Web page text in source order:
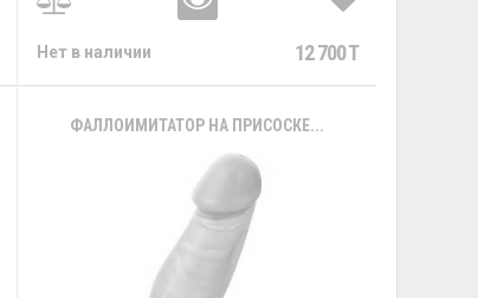
Нет в наличии 12 700 T
ФАЛЛОИМИТАТОР НА ПРИСОСКЕ...